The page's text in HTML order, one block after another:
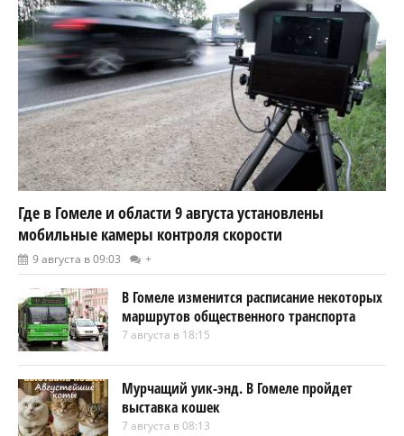
Где в Гомеле и области 9 августа установлены
мобильные камеры контроля скорости
9 августа в 09:03 +
В Гомеле изменится расписание некоторых
маршрутов общественного транспорта
7 августа в 18:15
Мурчащий уик-энд. В Гомеле пройдет
выставка кошек
7 августа в 08:13